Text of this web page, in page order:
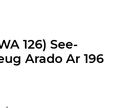
126) See-
Arado Ar 196